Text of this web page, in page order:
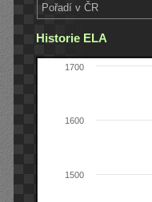
Pořadí v ČR
Historie ELA
1500
1600
1700